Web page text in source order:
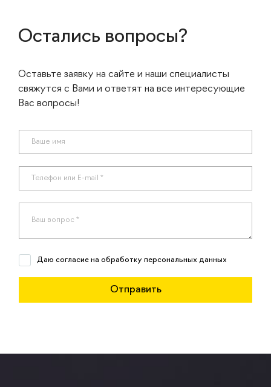
Остались вопросы?
Оставьте заявку на сайте и наши специалисты
свяжутся с Вами и ответят на все интересующие
Вас вопросы!
Даю согласие на обработку персональных данных